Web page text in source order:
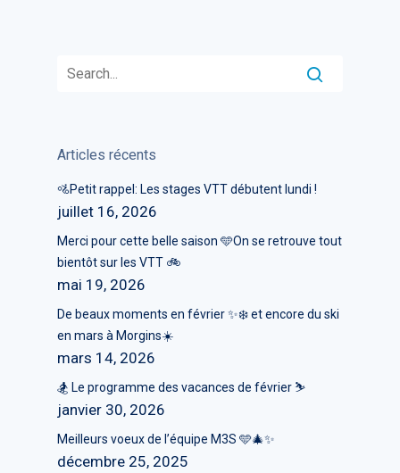
Articles récents
🚵Petit rappel: Les stages VTT débutent lundi !
juillet 16, 2026
Merci pour cette belle saison 🩵On se retrouve tout
bientôt sur les VTT 🚲
mai 19, 2026
De beaux moments en février ✨❄️ et encore du ski
en mars à Morgins☀️
mars 14, 2026
🏂 Le programme des vacances de février ⛷️
janvier 30, 2026
Meilleurs voeux de l’équipe M3S 🩵🎄✨
décembre 25, 2025